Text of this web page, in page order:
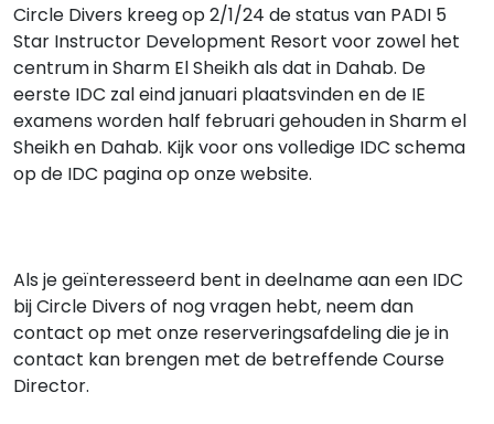
Circle Divers kreeg op 2/1/24 de status van PADI 5
Star Instructor Development Resort voor zowel het
centrum in Sharm El Sheikh als dat in Dahab. De
eerste IDC zal eind januari plaatsvinden en de IE
examens worden half februari gehouden in Sharm el
Sheikh en Dahab. Kijk voor ons volledige IDC schema
op de IDC pagina op onze website.
Als je geïnteresseerd bent in deelname aan een IDC
bij Circle Divers of nog vragen hebt, neem dan
contact op met onze reserveringsafdeling die je in
contact kan brengen met de betreffende Course
Director.